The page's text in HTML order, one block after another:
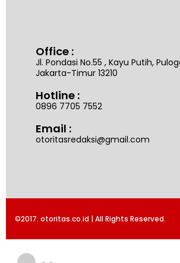
Office :
Jl. Pondasi No.55 , Kayu Putih,
Jakarta-Timur 13210
Hotline :
0896 7705 7552
Email :
otoritasredaksi@gmail.com
©2017. otoritas.co.id | All Rights Reserved.